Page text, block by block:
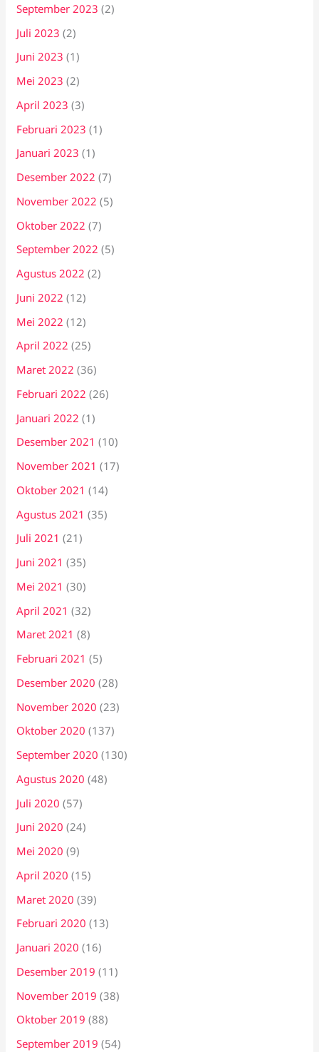
September 2023 (2)
Juli 2023 (2)
Juni 2023 (1)
Mei 2023 (2)
April 2023 (3)
Februari 2023 (1)
Januari 2023 (1)
Desember 2022 (7)
November 2022 (5)
Oktober 2022 (7)
September 2022 (5)
Agustus 2022 (2)
Juni 2022 (12)
Mei 2022 (12)
April 2022 (25)
Maret 2022 (36)
Februari 2022 (26)
Januari 2022 (1)
Desember 2021 (10)
November 2021 (17)
Oktober 2021 (14)
Agustus 2021 (35)
Juli 2021 (21)
Juni 2021 (35)
Mei 2021 (30)
April 2021 (32)
Maret 2021 (8)
Februari 2021 (5)
Desember 2020 (28)
November 2020 (23)
Oktober 2020 (137)
September 2020 (130)
Agustus 2020 (48)
Juli 2020 (57)
Juni 2020 (24)
Mei 2020 (9)
April 2020 (15)
Maret 2020 (39)
Februari 2020 (13)
Januari 2020 (16)
Desember 2019 (11)
November 2019 (38)
Oktober 2019 (88)
September 2019 (54)